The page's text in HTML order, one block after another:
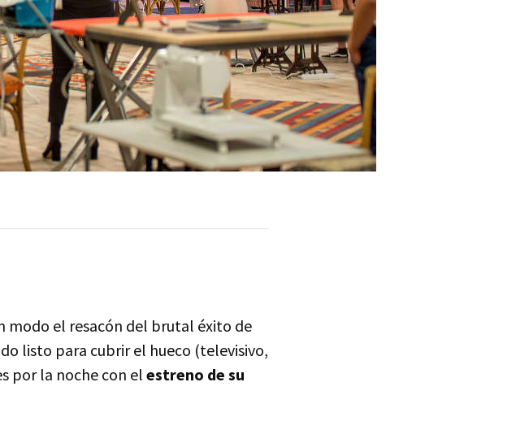
modo el resacón del brutal éxito de
listo para cubrir el hueco (televisivo,
por la noche con el estreno de su